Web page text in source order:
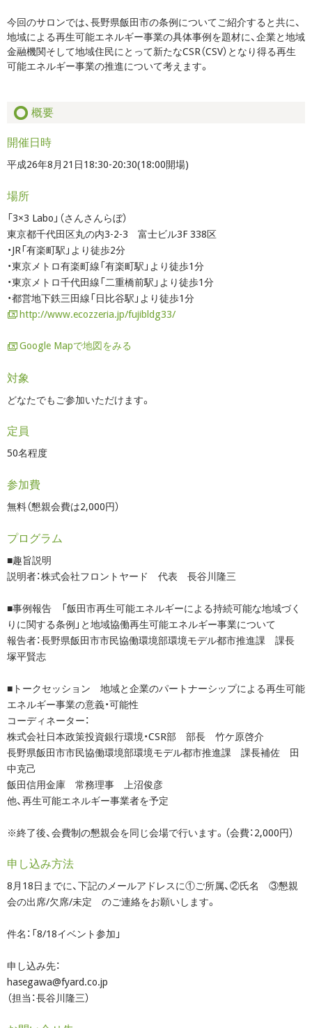
今回のサロンでは、長野県飯田市の条例についてご紹介すると共に、
地域による再生可能エネルギー事業の具体事例を題材に、企業と地域
金融機関そして地域住民にとって新たなCSR（CSV）となり得る再生
可能エネルギー事業の推進について考えます。
概要
開催日時
平成26年8月21日18:30-20:30(18:00開場)
場所
「3×3 Labo」（さんさんらぼ）
東京都千代田区丸の内3-2-3 富士ビル3F 338区
・JR「有楽町駅」より徒歩2分
・東京メトロ有楽町線「有楽町駅」より徒歩1分
・東京メトロ千代田線「二重橋前駅」より徒歩1分
・都営地下鉄三田線「日比谷駅」より徒歩1分
http://www.ecozzeria.jp/fujibldg33/
Google Mapで地図をみる
対象
どなたでもご参加いただけます。
定員
50名程度
参加費
無料（懇親会費は2,000円）
プログラム
■趣旨説明
説明者：株式会社フロントヤード 代表 長谷川隆三
■事例報告 「飯田市再生可能エネルギーによる持続可能な地域づく
りに関する条例」と地域協働再生可能エネルギー事業について
報告者：長野県飯田市市民協働環境部環境モデル都市推進課 課長
塚平賢志
■トークセッション 地域と企業のパートナーシップによる再生可能
エネルギー事業の意義・可能性
コーディネーター：
株式会社日本政策投資銀行環境・CSR部 部長 竹ケ原啓介
長野県飯田市市民協働環境部環境モデル都市推進課 課長補佐 田
中克己
飯田信用金庫 常務理事 上沼俊彦
他、再生可能エネルギー事業者を予定
※終了後、会費制の懇親会を同じ会場で行います。（会費：2,000円）
申し込み方法
8月18日までに、下記のメールアドレスに①ご所属、②氏名 ③懇親
会の出席/欠席/未定 のご連絡をお願いします。
件名：「8/18イベント参加」
申し込み先：
hasegawa@fyard.co.jp
（担当：長谷川隆三）